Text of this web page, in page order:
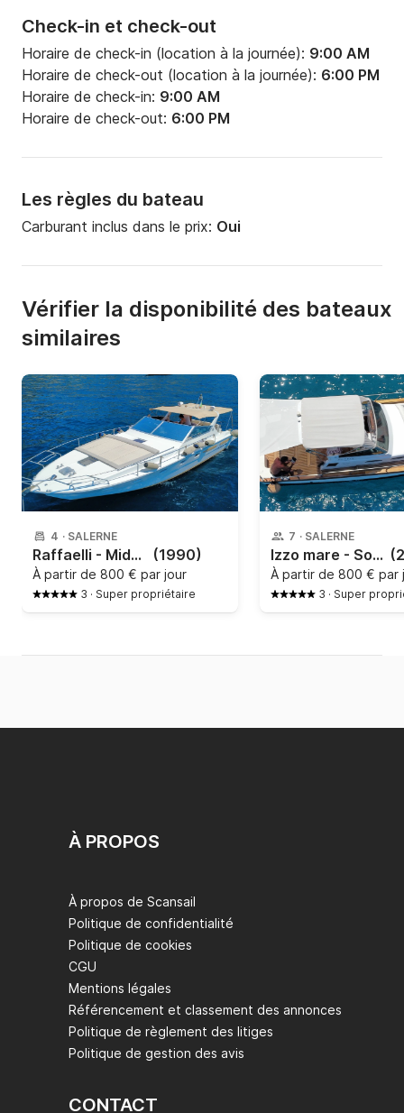
Check-in et check-out
Horaire de check-in (location à la journée): 9:00 AM
Horaire de check-out (location à la journée): 6:00 PM
Horaire de check-in: 9:00 AM
Horaire de check-out: 6:00 PM
Les règles du bateau
Carburant inclus dans le prix: Oui
Vérifier la disponibilité des bateaux
similaires
4 · SALERNE
Raffaelli - Middle day (1990)
À partir de 800 € par jour
3 · Super propriétaire
7 · SALERNE
Izzo mare - Southwind
À partir de 800 € par
3 · Super
À PROPOS
À propos de Scansail
Politique de confidentialité
Politique de cookies
CGU
Mentions légales
Référencement et classement des annonces
Politique de règlement des litiges
Politique de gestion des avis
CONTACT